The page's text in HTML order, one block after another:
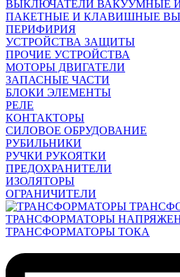
ВЫКЛЮЧАТЕЛИ ВАКУУМНЫЕ
ПАКЕТНЫЕ И КЛАВИШНЫЕ
ПЕРИФИРИЯ
УСТРОЙСТВА ЗАЩИТЫ
ПРОЧИЕ УСТРОЙСТВА
МОТОРЫ ДВИГАТЕЛИ
ЗАПАСНЫЕ ЧАСТИ
БЛОКИ ЭЛЕМЕНТЫ
РЕЛЕ
КОНТАКТОРЫ
СИЛОВОЕ ОБРУДОВАНИЕ
РУБИЛЬНИКИ
РУЧКИ РУКОЯТКИ
ПРЕДОХРАНИТЕЛИ
ИЗОЛЯТОРЫ
ОГРАНИЧИТЕЛИ
ТРАНСФОРМАТОРЫ
ТРАНСФОРМАТОРЫ ТОКА